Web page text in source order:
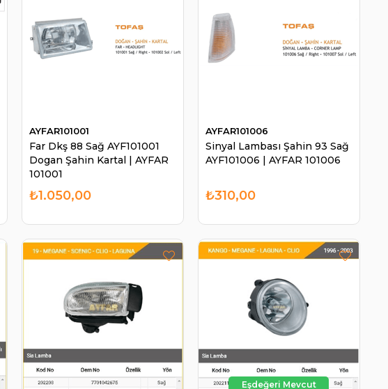
Far Dkş 88 Sağ AYF101001
Dogan Şahin Kartal | AYFAR
101001
AYFAR101001
₺1.050,00
Sinyal Lambası Şahin 93 Sağ
AYF101006 | AYFAR 101006
AYFAR101006
₺310,00